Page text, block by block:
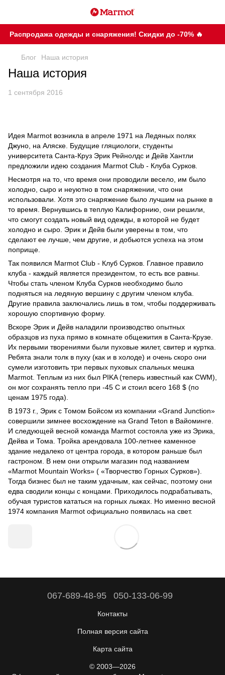
Распродажа одежды и снаряжения! Скидки до -70% 🔥
Блог Наша история
Наша история
1 сентября 2016
Идея Marmot возникла в апреле 1971 на Ледяных полях
Джуно, на Аляске. Будущие гляциологи, студенты
университета Санта-Круз Эрик Рейнолдс и Дейв Хантли
предложили идею создания Marmot Club - Клуба Сурков.
Несмотря на то, что время они проводили весело, им было
холодно, сыро и неуютно в том снаряжении, что они
использовали. Хотя это снаряжение было лучшим на рынке в
то время. Вернувшись в теплую Калифорнию, они решили,
что смогут создать новый вид одежды, в которой не будет
холодно и сыро. Эрик и Дейв были уверены в том, что
сделают ее лучше, чем другие, и добьются успеха на этом
поприще.
Так появился Marmot Club - Клуб Сурков. Главное правило
клуба - каждый является президентом, то есть все равны.
Чтобы стать членом Клуба Сурков необходимо было
подняться на ледяную вершину с другим членом клуба.
Другие правила заключались лишь в том, чтобы поддерживать
хорошую спортивную форму.
Вскоре Эрик и Дейв наладили производство опытных
образцов из пуха прямо в комнате общежития в Санта-Крузе.
Их первыми творениями были пуховые жилет, свитер и куртка.
Ребята знали толк в пуху (как и в холоде) и очень скоро они
сумели изготовить три первых пуховых спальных мешка
Marmot. Теплым из них был PIKA (теперь известный как CWM),
он мог сохранять тепло при -45 С и стоил всего 168 $ (по
ценам 1975 года).
В 1973 г., Эрик с Томом Бойсом из компании «Grand Junction»
совершили зимнее восхождение на Grand Teton в Вайоминге.
И следующей весной команда Marmot состояла уже из Эрика,
Дейва и Тома. Тройка арендовала 100-летнее каменное
здание недалеко от центра города, в котором раньше был
гастроном. В нем они открыли магазин под названием
«Marmot Mountain Works» ( «Творчество Горных Сурков»).
Тогда бизнес был не таким удачным, как сейчас, поэтому они
едва сводили концы с концами. Приходилось подрабатывать,
обучая туристов кататься на горных лыжах. Но именно весной
1974 компания Marmot официально появилась на свет.
067-689-48-95 050-133-06-99
Контакты
Полная версия сайта
Карта сайта
© 2003—2026